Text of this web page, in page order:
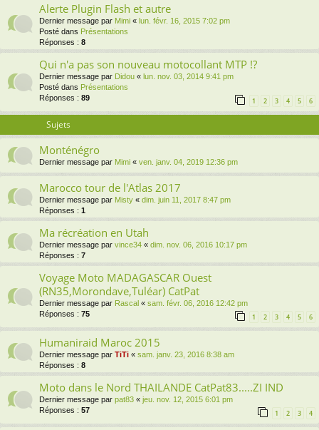
Alerte Plugin Flash et autre
Dernier message par Mimi « lun. févr. 16, 2015 7:02 pm
Posté dans Présentations
Réponses : 8
Qui n'a pas son nouveau motocollant MTP !?
Dernier message par Didou « lun. nov. 03, 2014 9:41 pm
Posté dans Présentations
Réponses : 89 1 2 3 4 5 6
Sujets
Monténégro
Dernier message par Mimi « ven. janv. 04, 2019 12:36 pm
Marocco tour de l'Atlas 2017
Dernier message par Misty « dim. juin 11, 2017 8:47 pm
Réponses : 1
Ma récréation en Utah
Dernier message par vince34 « dim. nov. 06, 2016 10:17 pm
Réponses : 7
Voyage Moto MADAGASCAR Ouest
(RN35,Morondave,Tuléar) CatPat
Dernier message par Rascal « sam. févr. 06, 2016 12:42 pm
Réponses : 75 1 2 3 4 5 6
Humaniraid Maroc 2015
Dernier message par TiTi « sam. janv. 23, 2016 8:38 am
Réponses : 8
Moto dans le Nord THAILANDE CatPat83.....ZI IND
Dernier message par pat83 « jeu. nov. 12, 2015 6:01 pm
Réponses : 57 1 2 3 4